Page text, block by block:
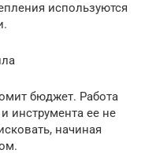
используются
бюджет. Работа
инструмента ее не
начиная